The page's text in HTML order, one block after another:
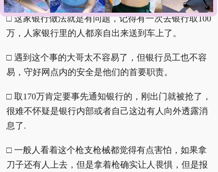
□ 这家银行做法就是有问题，记得有一次去银行取100
万，人家银行里的人都亲自出来送到车上了。
□ 遇到这个事的大哥太不容易了，但银行员工也不容
易，守好网点内的安全是他们的首要职责。
□ 取170万肯定要事先通知银行的，刚出门就被抢了，
很难不怀疑是银行内部或者自己这边有人向外透露消
息了.
□ 一般人看着这个枪支枪械都觉得有点害怕，如果拿
刀子还有人上去，但是拿着枪确实让人畏惧，但是报